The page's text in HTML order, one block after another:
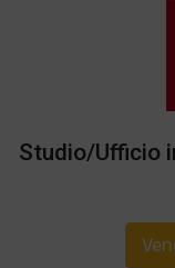
Studio/Ufficio